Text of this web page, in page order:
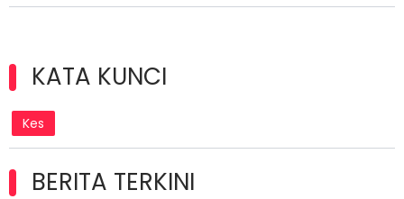
KATA KUNCI
Kes
BERITA TERKINI